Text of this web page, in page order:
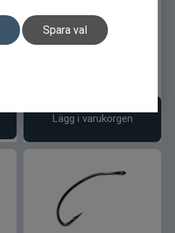
Spara val
Extreme #18
Lägg i varukorgen